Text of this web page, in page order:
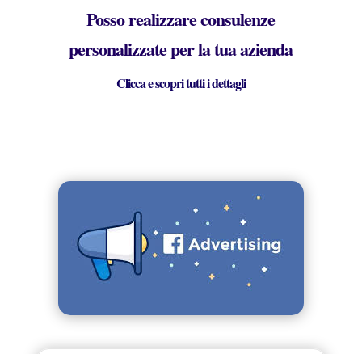
Posso realizzare consulenze
personalizzate per la tua azienda
Clicca e scopri tutti i dettagli